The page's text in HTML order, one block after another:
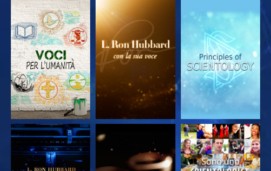
ESPLORA LE
SERIE
ESPLORA LE
SERIE
ESPLORA LE
SERIE
ESPLORA LE
ESPLORA LE
GUARDA